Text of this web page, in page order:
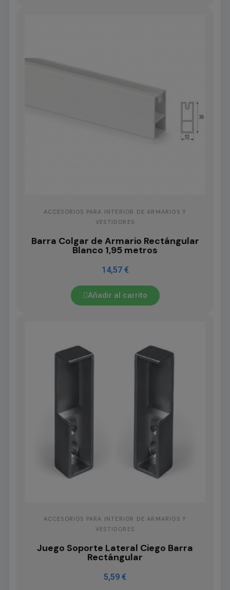
ACCESORIOS PARA INTERIOR DE ARMARIOS Y
VESTIDORES
Barra Colgar de Armario Rectángular
Blanco 1,95 metros
14,57 €
Añadir al carrito
ACCESORIOS PARA INTERIOR DE ARMARIOS Y
VESTIDORES
Juego Soporte Lateral Ciego Barra
Rectángular
5,59 €